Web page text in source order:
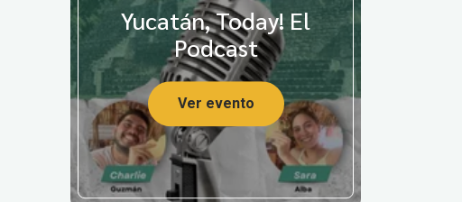
Yucatán, Today! El
Podcast
Ver evento